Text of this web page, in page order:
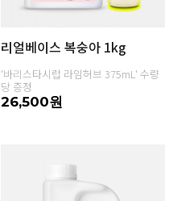
리얼베이스 복숭아 1kg
'바리스타시럽 라임허브 375mL' 수량
당 증정
26,500원